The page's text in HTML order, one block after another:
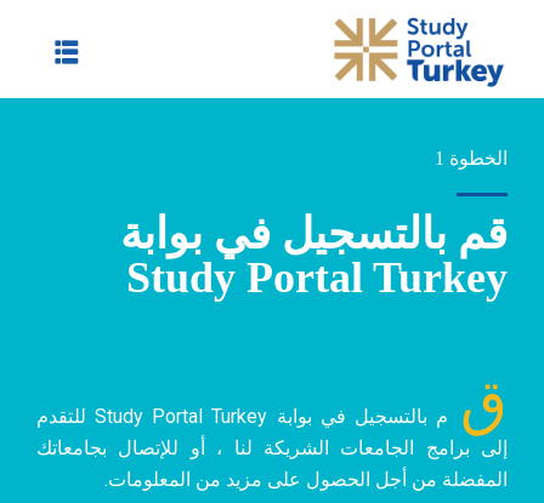
قم بالتسجيل في بوابة
Study Portal Turkey
الخطوة 1
ق
م بالتسجيل في بوابة Study Portal Turkey للتقدم
إلى برامج الجامعات الشريكة لنا ، أو للإتصال بجامعاتك
المفضلة من أجل الحصول على مزيد من المعلومات.